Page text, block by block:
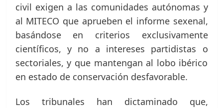
civil exigen a las comunidades autónomas y
al MITECO que aprueben el informe sexenal,
basándose en criterios exclusivamente
científicos, y no a intereses partidistas o
sectoriales, y que mantengan al lobo ibérico
en estado de conservación desfavorable.
Los tribunales han dictaminado que,